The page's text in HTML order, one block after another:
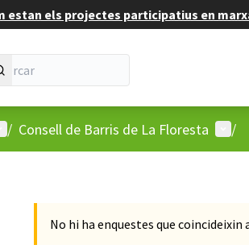
estan els projectes participatius en
d'usuari
/ Consell de Barris de La Floresta Menú
/
No hi ha enquestes que